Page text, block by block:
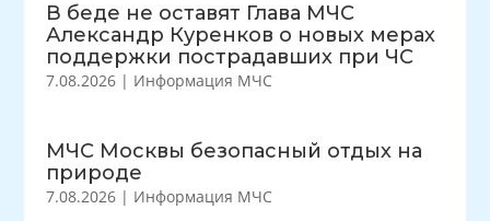
В беде не оставят Глава МЧС
Александр Куренков о новых мерах
поддержки пострадавших при ЧС
7.08.2026 | Информация МЧС
МЧС Москвы безопасный отдых на
природе
7.08.2026 | Информация МЧС